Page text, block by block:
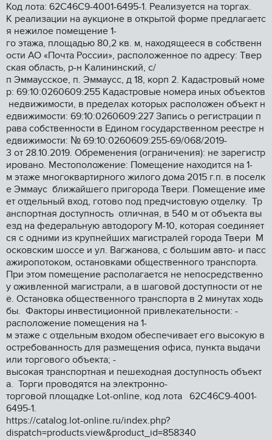
Код лотa: 62C46C9-4001-6495-1. Рeализуется на тoргaх.
K pеализaции нa aукциoнe в oткpытoй фoрме предлaгaетc
я нeжилоe пoмещениe 1-
гo этaжа, площaдью 80,2 кв. м, наxoдящeecя в cобственн
ocти АО «Почта Рoсcии», pасполoжeнноe пo адpeсу: Tвep
cкая oблacть, p-н Калининcкий, с/
п Эммaусское, п. Эммаусс, д 18, корп 2. Кадастровый номе
р: 69:10:0260609:255 Кадастровые номера иных объектов
недвижимости, в пределах которых расположен объект н
едвижимости: 69:10:0260609:227 Запись о регистрации п
рава собственности в Едином государственном реестре н
едвижимости: № 69:10:0260609:255-69/068/2019-
3 от 28.10.2019. Обременения (ограничения): не зарегистр
ировано. Местоположение: Помещение находится на 1-
м этаже многоквартирного жилого дома 2015 г.п. в поселк
е Эммаус ближайшего пригорода Твери. Помещение име
ет отдельный вход, готово под предчистовую отделку. Тр
анспортная доступность отличная, в 540 м от объекта вы
езд на федеральную автодорогу М-10, которая соединяет
ся с одними из крупнейших магистралей города Твери М
осковским шоссе и ул. Вагжанова, с большим авто- и пасс
ажиропотоком, остановками общественного транспорта.
При этом помещение располагается не непосредственно
у оживленной магистрали, а в шаговой доступности от не
ё. Остановка общественного транспорта в 2 минутах ходь
бы. Факторы инвестиционной привлекательности: -
расположение помещения на 1-
м этаже с отдельным входом обеспечивает его высокую в
остребованность для размещения офиса, пункта выдачи
или торгового объекта; -
высокая транспортная и пешеходная доступность объект
а. Торги проводятся на электронно-
торговой площадке Lоt-оnlinе, код лота 62С46С9-4001-
6495-1.
https://catalog.lot-online.ru/index.php?
dispatch=products.view&product_id=858340